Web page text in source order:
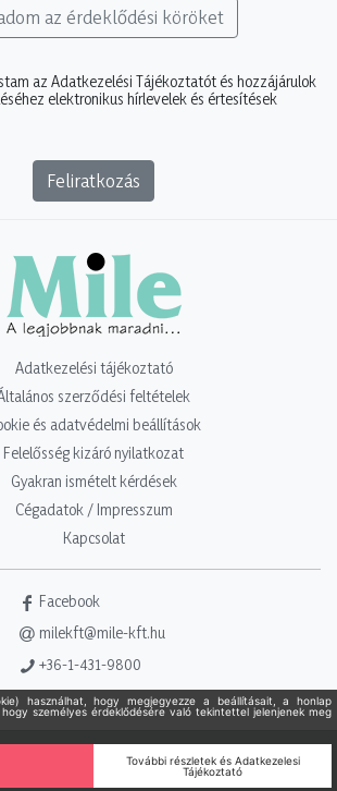
az érdeklődési köröket
az Adatkezelési Tájékoztatót és hozzájárulok
elektronikus hírlevelek és értesítések
Feliratkozás
Adatkezelési tájékoztató
szerződési feltételek
és adatvédelmi beállítások
Felelősség kizáró nyilatkozat
Gyakran ismételt kérdések
Cégadatok / Impresszum
Kapcsolat
Facebook
milekft@mile-kft.hu
+36-1-431-9800
- 2026. Mile Kft. Minden jog fenntartva!Powered